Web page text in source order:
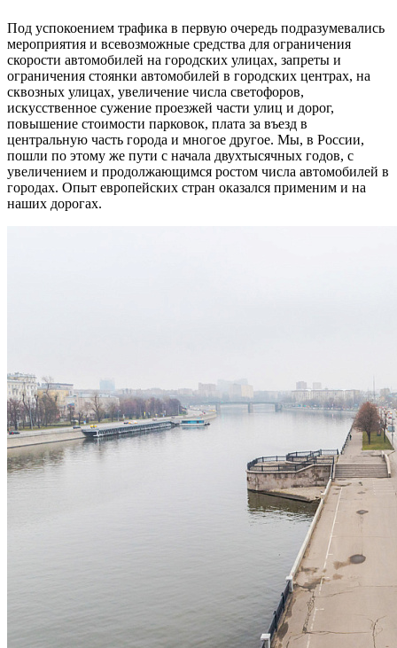
Под успокоением трафика в первую очередь подразумевались
мероприятия и всевозможные средства для ограничения
скорости автомобилей на городских улицах, запреты и
ограничения стоянки автомобилей в городских центрах, на
сквозных улицах, увеличение числа светофоров,
искусственное сужение проезжей части улиц и дорог,
повышение стоимости парковок, плата за въезд в
центральную часть города и многое другое. Мы, в России,
пошли по этому же пути с начала двухтысячных годов, с
увеличением и продолжающимся ростом числа автомобилей в
городах. Опыт европейских стран оказался применим и на
наших дорогах.